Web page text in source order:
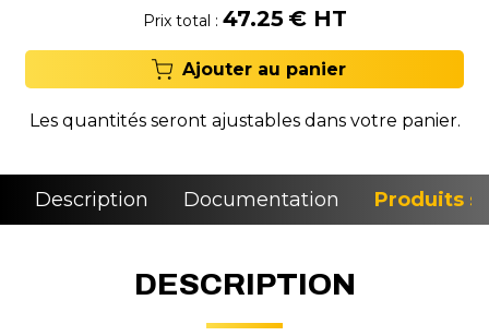
Prix total : 47.25 € HT
Ajouter au panier
Les quantités seront ajustables dans votre panier.
Description Documentation Produits
DESCRIPTION